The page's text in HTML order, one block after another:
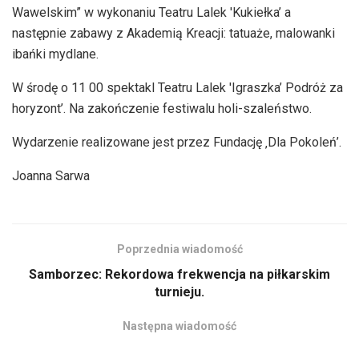
Wawelskim” w wykonaniu Teatru Lalek 'Kukiełka’ a
następnie zabawy z Akademią Kreacji: tatuaże, malowanki
ibańki mydlane.
W środę o 11 00 spektakl Teatru Lalek 'Igraszka’ Podróż za
horyzont’. Na zakończenie festiwalu holi-szaleństwo.
Wydarzenie realizowane jest przez Fundację ‚Dla Pokoleń’.
Joanna Sarwa
Poprzednia wiadomość
Samborzec: Rekordowa frekwencja na piłkarskim
turnieju.
Następna wiadomość